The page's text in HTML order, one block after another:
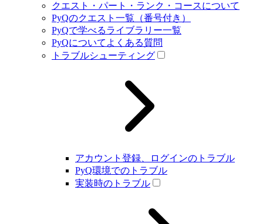
クエスト・パート・ランク・コースについて
PyQのクエスト一覧（番号付き）
PyQで学べるライブラリー一覧
PyQについてよくある質問
トラブルシューティング
アカウント登録、ログインのトラブル
PyQ環境でのトラブル
実装時のトラブル